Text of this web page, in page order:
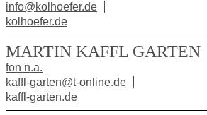
info@kolhoefer.de
kolhoefer.de
MARTIN KAFFL GARTEN
fon n.a.
kaffl-garten@t-online.de
kaffl-garten.de